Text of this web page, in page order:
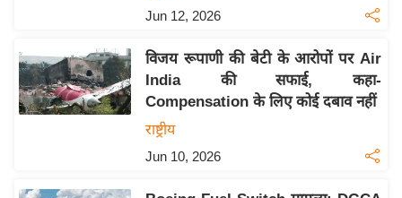
0
2
6
म
Jun 12, 2026
विजय रूपाणी की बेटी के आरोपों पर Air
India की सफाई, कहा-
Compensation के लिए कोई दबाव नहीं
राष्ट्रीय
Jun 10, 2026